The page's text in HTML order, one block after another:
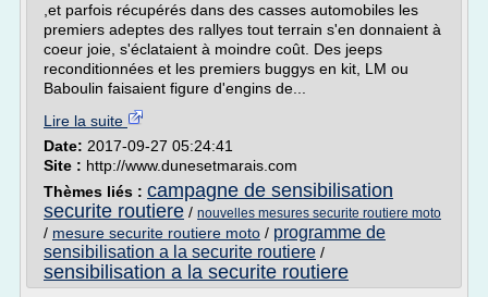
,et parfois récupérés dans des casses automobiles les
premiers adeptes des rallyes tout terrain s'en donnaient à
coeur joie, s'éclataient à moindre coût. Des jeeps
reconditionnées et les premiers buggys en kit, LM ou
Baboulin faisaient figure d'engins de...
Lire la suite
Date: 2017-09-27 05:24:41
Site : http://www.dunesetmarais.com
Thèmes liés : campagne de sensibilisation
securite routiere / nouvelles mesures securite routiere moto
/ mesure securite routiere moto / programme de
sensibilisation a la securite routiere /
sensibilisation a la securite routiere